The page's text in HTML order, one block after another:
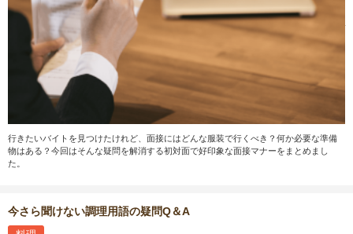
行きたいバイトを見つけたけれど、面接にはどんな服装で行くべき？何か必要な準備
物はある？今回はそんな疑問を解消する初対面で好印象な面接マナーをまとめまし
た。
今さら聞けない調理用語の疑問Q＆A